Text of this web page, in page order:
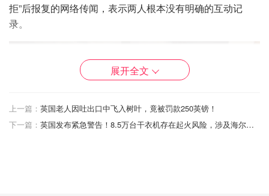
拒”后报复的网络传闻，表示两人根本没有明确的互动记
录。
展开全文
上一篇： 英国老人因吐出口中飞入树叶，竟被罚款250英镑！
下一篇：
英国发布紧急警告！8.5万台干衣机存在起火风险，涉及海尔等众多大品牌！